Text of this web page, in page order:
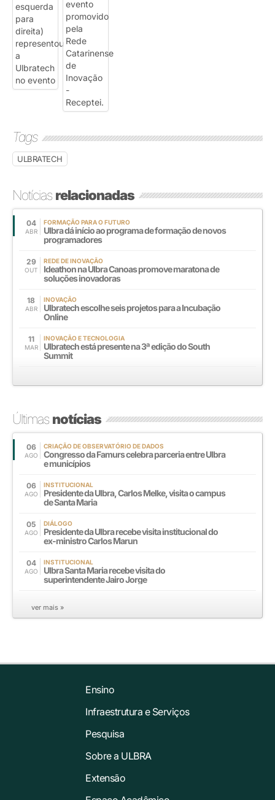
Tags
ULBRATECH
Notíciasrelacionadas
04
ABR
FORMAÇÃO PARA O FUTURO
Ulbra dá início ao programa de formação de novos
programadores
29
OUT
REDE DE INOVAÇÃO
Ideathon na Ulbra Canoas promove maratona de
soluções inovadoras
18
ABR
INOVAÇÃO
Ulbratech escolhe seis projetos para a Incubação
Online
11
MAR
INOVAÇÃO E TECNOLOGIA
Ulbratech está presente na 3ª edição do South
Summit
Últimasnotícias
06
AGO
CRIAÇÃO DE OBSERVATÓRIO DE DADOS
Congresso da Famurs celebra parceria entre Ulbra
e municípios
06
AGO
INSTITUCIONAL
Presidente da Ulbra, Carlos Melke, visita o campus
de Santa Maria
05
AGO
DIÁLOGO
Presidente da Ulbra recebe visita institucional do
ex-ministro Carlos Marun
04
AGO
INSTITUCIONAL
Ulbra Santa Maria recebe visita do
superintendente Jairo Jorge
ver mais »
Ensino
Infraestrutura e Serviços
Pesquisa
Sobre a ULBRA
Extensão